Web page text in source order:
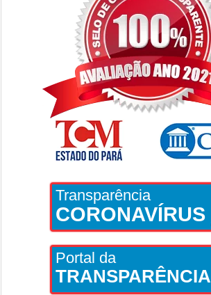
Transparência
CORONAVÍRUS
Portal da
TRANSPARÊNCIA